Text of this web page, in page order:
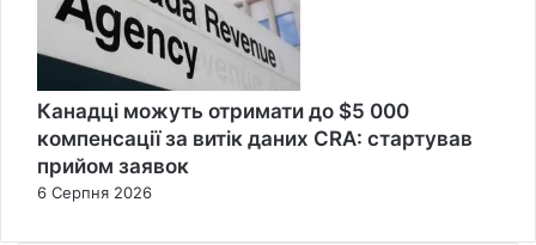
Канадці можуть отримати до $5 000
компенсації за витік даних CRA: стартував
прийом заявок
6 Серпня 2026